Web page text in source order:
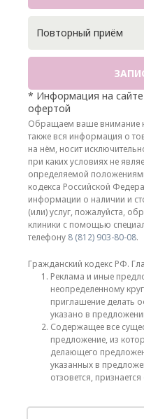
Повторный приём
* Информация на сайте
офертой
Обращаем ваше внимание
также вся информация о
на нём, носит
при каких условиях не
определяемой
кодекса Российской
информации о наличии и
(или) услуг, пожалуйста,
клиники с помощью
телефону 8 (812) 903-80-08.
Гражданский кодекс РФ.
Реклама и иные
неопределенному
приглашение делать
указано в
Содержащее все
предложение, из
делающего
указанных в
отзовется,